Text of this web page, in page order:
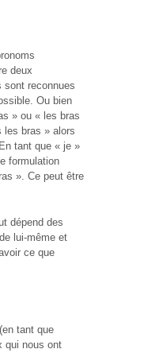
deux
sont reconnues
Ou bien
» ou « les bras
les bras » alors
tant que « je »
formulation
». Ce peut être
dépend des
lui-même et
ce que
tant que
qui nous ont